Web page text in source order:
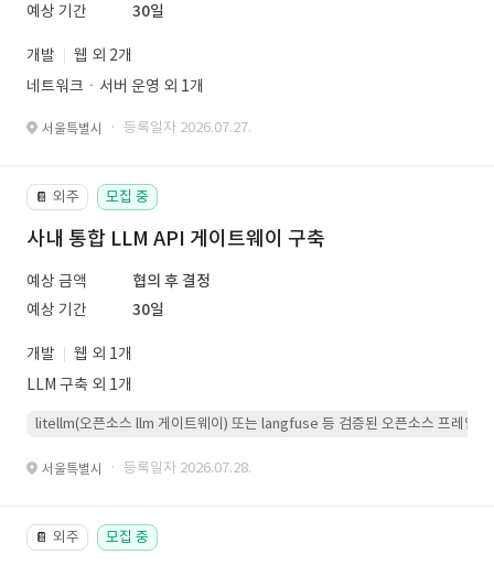
예상 기간
30일
개발
웹 외 2개
네트워크ㆍ서버 운영 외 1개
서울특별시 · 등록일자 2026.07.27.
📔 외주 모집 중
사내 통합 LLM API 게이트웨이 구축
예상 금액
협의 후 결정
예상 기간
30일
개발
웹 외 1개
LLM 구축 외 1개
litellm(오픈소스 llm 게이트웨이) 또는 langfuse 등 검증된 오픈소스 프레임워
서울특별시 · 등록일자 2026.07.28.
📔 외주 모집 중